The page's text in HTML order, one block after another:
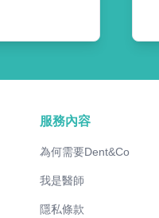
服務內容
為何需要Dent&Co
我是醫師
隱私條款